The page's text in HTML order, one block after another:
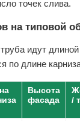
точек слива.
на типовой
идут
по длине
Высота
фасада
/